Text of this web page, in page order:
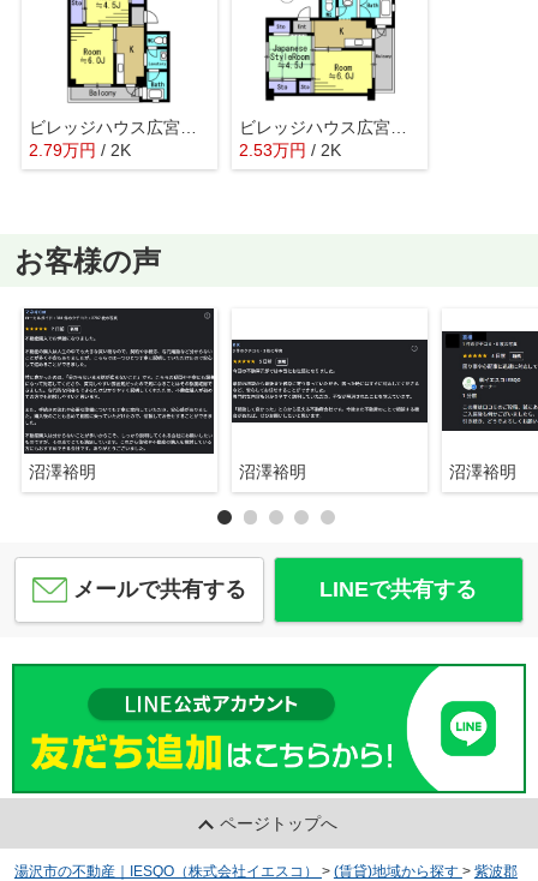
ビレッジハウス広宮沢4号棟
2.79万円 / 2K
ビレッジハウス広宮沢1号棟
2.53万円 / 2K
お客様の声
沼澤裕明 沼澤裕明 沼澤裕明
メールで共有する LINEで共有する
ページトップへ
湯沢市の不動産｜IESQO（株式会社イエスコ） > (賃貸)地域から探す > 紫波郡